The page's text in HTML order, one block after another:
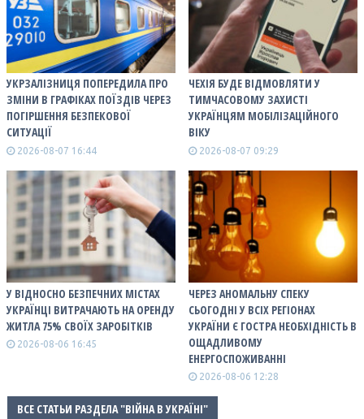
УКРЗАЛІЗНИЦЯ ПОПЕРЕДИЛА ПРО
ЗМІНИ В ГРАФІКАХ ПОЇЗДІВ ЧЕРЕЗ
ПОГІРШЕННЯ БЕЗПЕКОВОЇ
СИТУАЦІЇ
2026-08-07 16:44
ЧЕХІЯ БУДЕ ВІДМОВЛЯТИ У
ТИМЧАСОВОМУ ЗАХИСТІ
УКРАЇНЦЯМ МОБІЛІЗАЦІЙНОГО
ВІКУ
2026-08-07 09:29
У ВІДНОСНО БЕЗПЕЧНИХ МІСТАХ
УКРАЇНЦІ ВИТРАЧАЮТЬ НА ОРЕНДУ
ЖИТЛА 75% СВОЇХ ЗАРОБІТКІВ
2026-08-06 16:45
ЧЕРЕЗ АНОМАЛЬНУ СПЕКУ
СЬОГОДНІ У ВСІХ РЕГІОНАХ
УКРАЇНИ Є ГОСТРА НЕОБХІДНІСТЬ В
ОЩАДЛИВОМУ
ЕНЕРГОСПОЖИВАННІ
2026-08-06 12:28
ВСЕ СТАТЬИ РАЗДЕЛА "ВІЙНА В УКРАЇНІ"